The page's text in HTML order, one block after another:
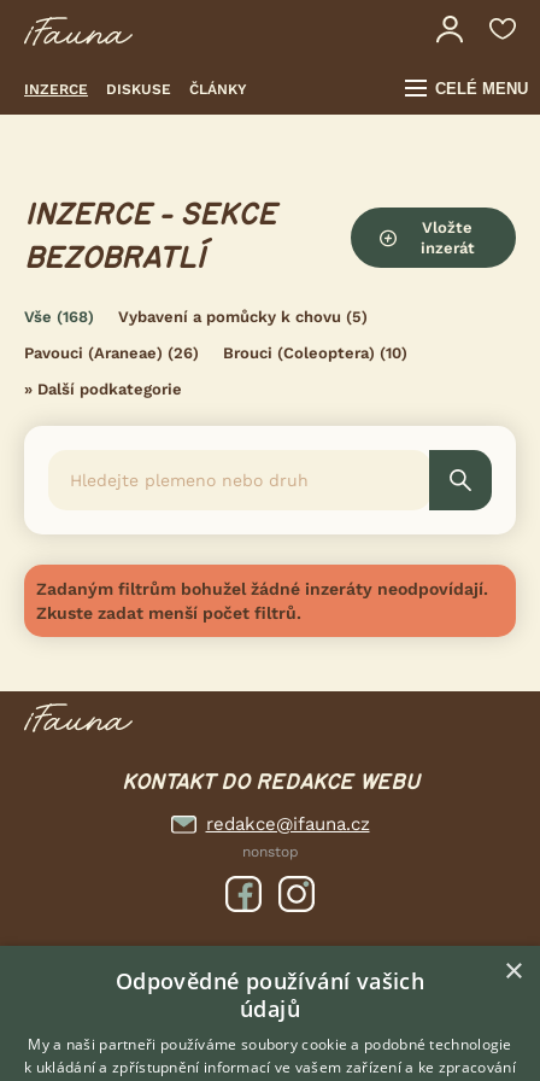
INZERCE DISKUSE ČLÁNKY CELÉ MENU
INZERCE - SEKCE
BEZOBRATLÍ
Vložte
inzerát
Vše (168) Vybavení a pomůcky k chovu (5)
Pavouci (Araneae) (26) Brouci (Coleoptera) (10)
» Další podkategorie
Zadaným filtrům bohužel žádné inzeráty neodpovídají.
Zkuste zadat menší počet filtrů.
KONTAKT DO REDAKCE WEBU
redakce@ifauna.cz
nonstop
DOMOVSKÁ STRÁNKA
INZERCE
DISKUSE
ČLÁNKY
×
Odpovědné používání vašich
údajů
My a naši partneři používáme soubory cookie a podobné technologie
k ukládání a zpřístupnění informací ve vašem zařízení a ke zpracování